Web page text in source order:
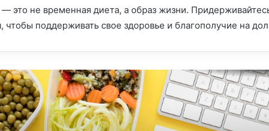
это не временная диета, а образ жизни.
чтобы поддерживать свое здоровье и благополучие на
Сбалансированная
Диета при
симптомы и
гормональный